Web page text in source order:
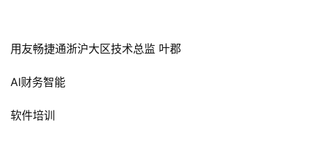
用友畅捷通浙沪大区技术总监 叶郡
AI财务智能